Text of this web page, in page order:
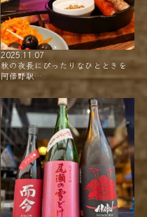
2025.11.07
秋の夜長にぴったりなひとときを
阿倍野駅…